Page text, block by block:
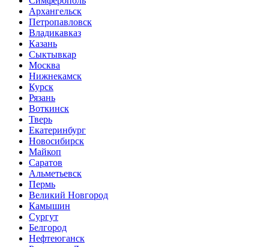
Архангельск
Петропавловск
Владикавказ
Казань
Сыктывкар
Москва
Нижнекамск
Курск
Рязань
Воткинск
Тверь
Екатеринбург
Новосибирск
Майкоп
Саратов
Альметьевск
Пермь
Великий Новгород
Камышин
Сургут
Белгород
Нефтеюганск